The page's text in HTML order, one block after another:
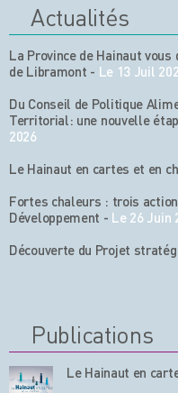
Actualités
La Province de Hainaut
de Libramont - Le 13 Juil
Du Conseil de Politique
Territorial: une nouvelle
2026
Le Hainaut en cartes et en
Fortes chaleurs : trois
Développement - Le 26 Juin
Découverte du Projet
Publications
Le Hainaut en